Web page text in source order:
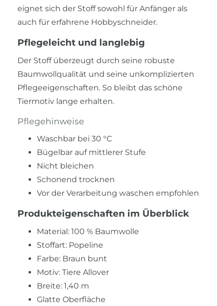
eignet sich der Stoff sowohl für Anfänger als
auch für erfahrene Hobbyschneider.
Pflegeleicht und langlebig
Der Stoff überzeugt durch seine robuste
Baumwollqualität und seine unkomplizierten
Pflegeeigenschaften. So bleibt das schöne
Tiermotiv lange erhalten.
Pflegehinweise
Waschbar bei 30 °C
Bügelbar auf mittlerer Stufe
Nicht bleichen
Schonend trocknen
Vor der Verarbeitung waschen empfohlen
Produkteigenschaften im Überblick
Material: 100 % Baumwolle
Stoffart: Popeline
Farbe: Braun bunt
Motiv: Tiere Allover
Breite: 1,40 m
Glatte Oberfläche